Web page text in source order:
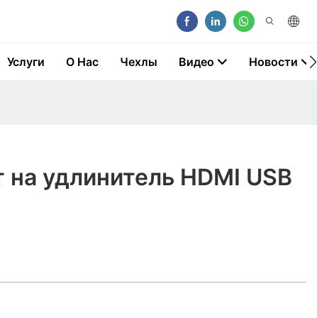
Услуги О Нас Чехлы Видео Новости
удлинитель HDMI USB